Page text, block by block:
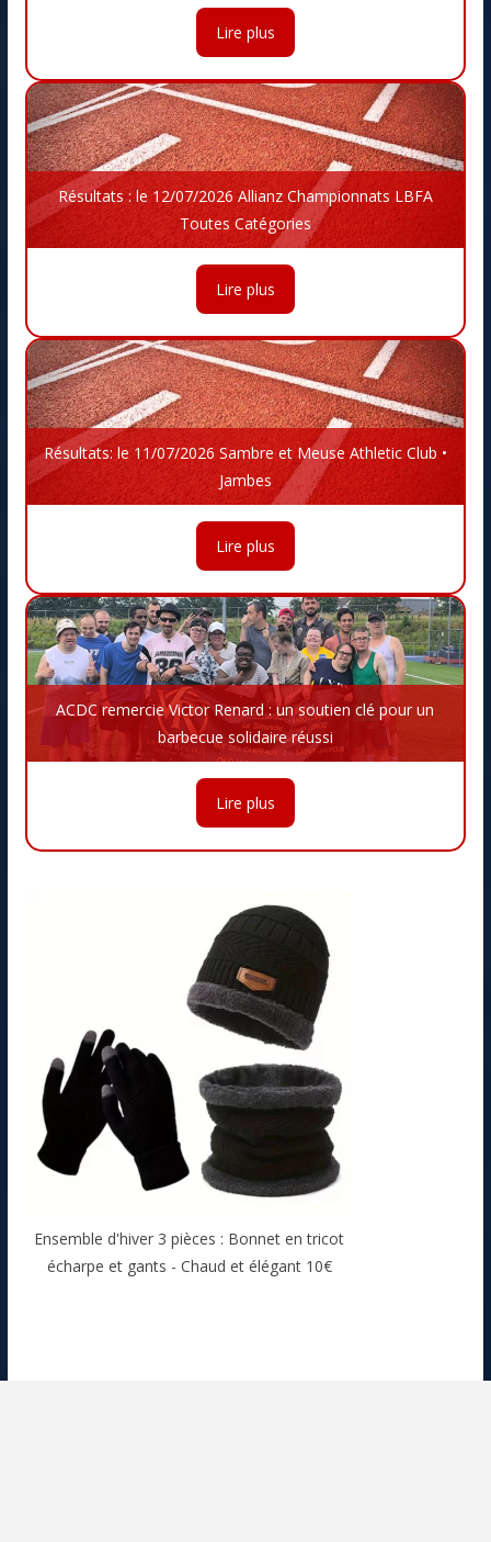
Lire plus
Résultats : le 12/07/2026 Allianz Championnats LBFA
Toutes Catégories
Lire plus
Résultats: le 11/07/2026 Sambre et Meuse Athletic Club •
Jambes
Lire plus
ACDC remercie Victor Renard : un soutien clé pour un
barbecue solidaire réussi
Lire plus
Ensemble d'hiver 3 pièces : Bonnet en tricot
écharpe et gants - Chaud et élégant 10€